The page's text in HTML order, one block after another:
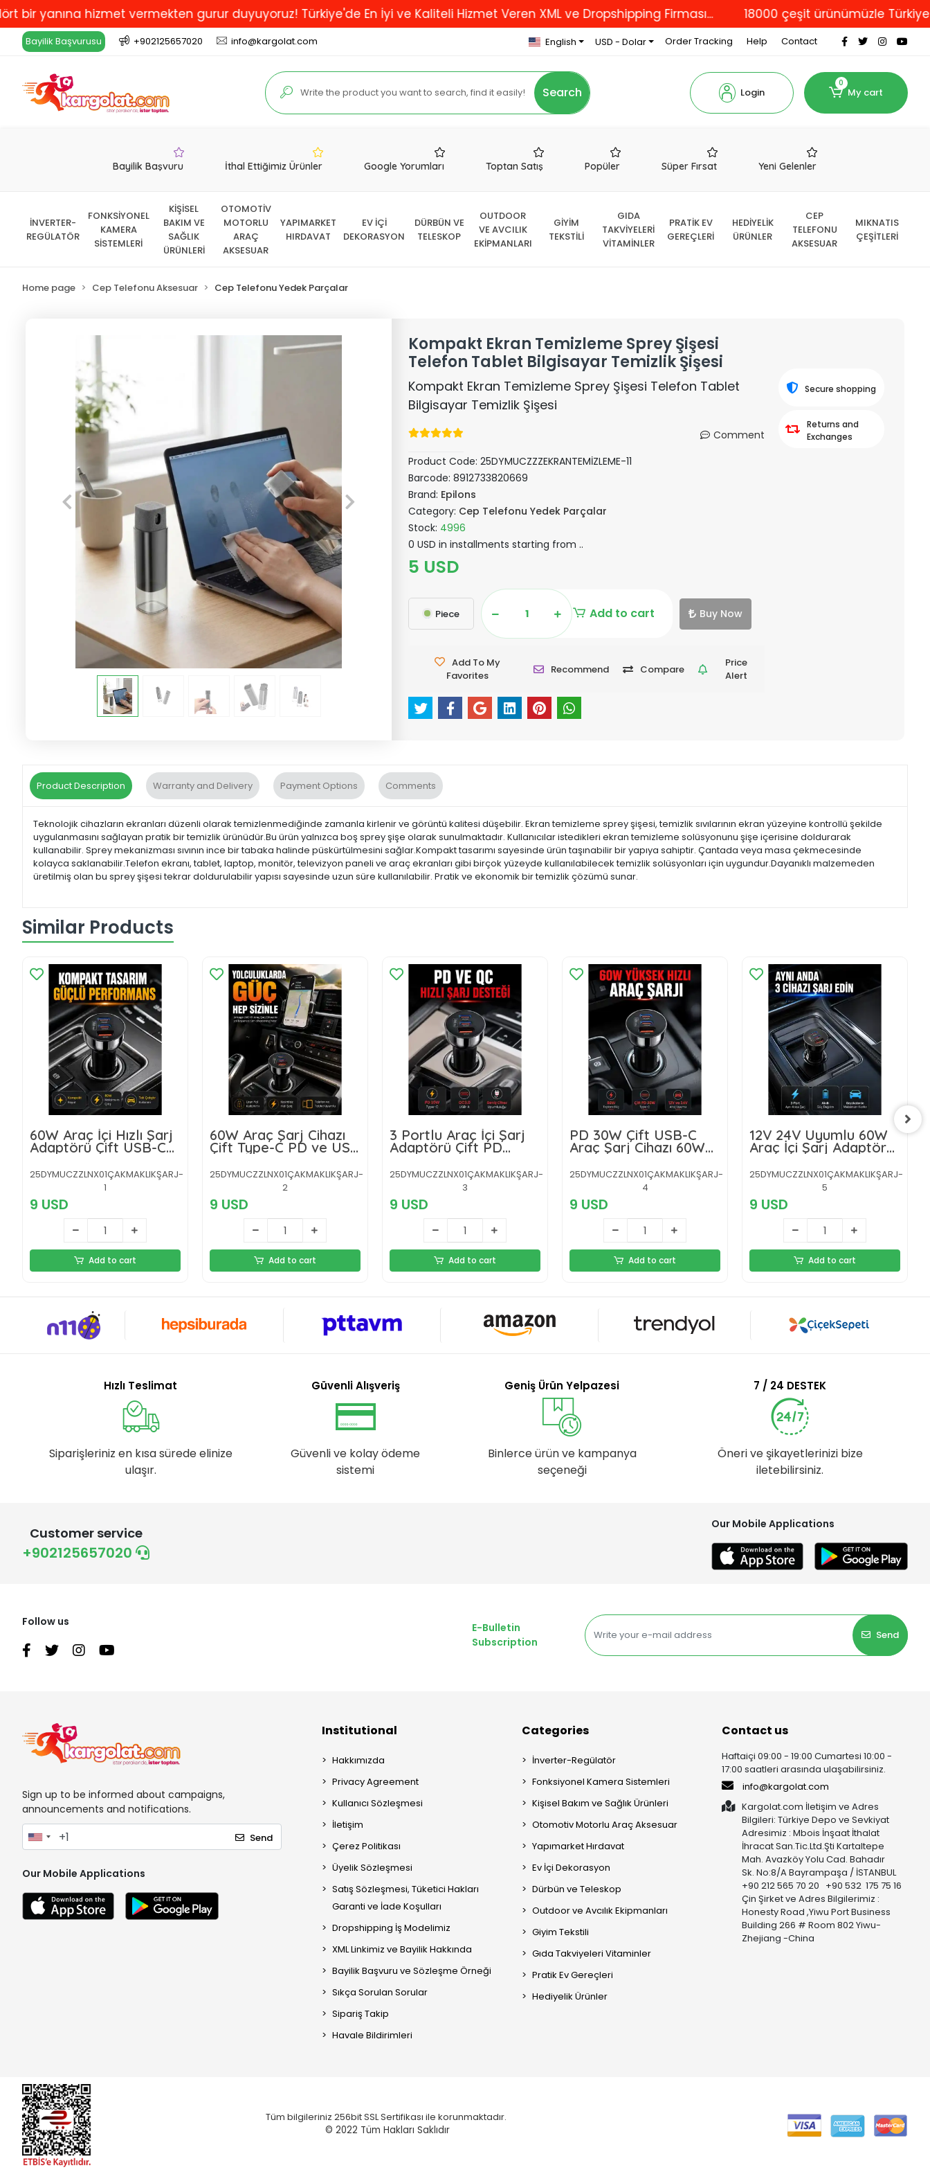
hizmet vermekten gurur duyuyoruz! Türkiye'de En İyi ve Kaliteli Hizmet Veren XML ve Dropshipping Firması... 18000 çeşit ürünümüzle Türkiye'nin
Bayilik Başvurusu +902125657020 info@kargolat.com English USD - Dolar Order Tracking Help Contact
Search Login
0
My cart
Bayilik Başvuru İthal Ettiğimiz Ürünler Google Yorumları Toptan Satış Popüler Süper Fırsat Yeni Gelenler
İNVERTER-
REGÜLATÖR
FONKSİYONEL
KAMERA
SİSTEMLERİ
KİŞİSEL
BAKIM VE
SAĞLIK
ÜRÜNLERİ
OTOMOTİV
MOTORLU
ARAÇ
AKSESUAR
YAPIMARKET
HIRDAVAT
EV İÇİ
DEKORASYON
DÜRBÜN VE
TELESKOP
OUTDOOR
VE AVCILIK
EKİPMANLARI
GİYİM
TEKSTİLİ
GIDA
TAKVİYELERİ
VİTAMİNLER
PRATİK EV
GEREÇLERİ
HEDİYELİK
ÜRÜNLER
CEP
TELEFONU
AKSESUAR
MIKNATIS
ÇEŞİTLERİ
Home page Cep Telefonu Aksesuar Cep Telefonu Yedek Parçalar
Kompakt Ekran Temizleme Sprey Şişesi
Telefon Tablet Bilgisayar Temizlik Şişesi
Kompakt Ekran Temizleme Sprey Şişesi Telefon Tablet
Bilgisayar Temizlik Şişesi
Comment
Product Code:25DYMUCZZZEKRANTEMİZLEME-11
Barcode:8912733820669
Brand: Epilons
Category: Cep Telefonu Yedek Parçalar
Stock: 4996
0 USD in installments starting from ..
5 USD
Piece Add to cart Buy Now
Add To My
Favorites
Recommend Compare
Price
Alert
Secure shopping
Returns and
Exchanges
Product Description Warranty and Delivery Payment Options Comments
Teknolojik cihazların ekranları düzenli olarak temizlenmediğinde zamanla kirlenir ve görüntü kalitesi düşebilir. Ekran temizleme sprey şişesi, temizlik sıvılarının ekran yüzeyine kontrollü şekilde
uygulanmasını sağlayan pratik bir temizlik ürünüdür.Bu ürün yalnızca boş sprey şişe olarak sunulmaktadır. Kullanıcılar istedikleri ekran temizleme solüsyonunu şişe içerisine doldurarak
kullanabilir. Sprey mekanizması sıvının ince bir tabaka halinde püskürtülmesini sağlar.Kompakt tasarımı sayesinde ürün taşınabilir bir yapıya sahiptir. Çantada veya masa çekmecesinde
kolayca saklanabilir.Telefon ekranı, tablet, laptop, monitör, televizyon paneli ve araç ekranları gibi birçok yüzeyde kullanılabilecek temizlik solüsyonları için uygundur.Dayanıklı malzemeden
üretilmiş olan bu sprey şişesi tekrar doldurulabilir yapısı sayesinde uzun süre kullanılabilir. Pratik ve ekonomik bir temizlik çözümü sunar.
Similar Products
60W Araç İçi Hızlı Şarj
Adaptörü Çift USB-C
PD ve USB-A QC3.0
25DYMUCZZLNX01ÇAKMAKLIKŞARJ-
1
9 USD
Add to cart
60W Araç Şarj Cihazı
Çift Type-C PD ve USB
QC3.0 Hızlı Şarj
Adaptörü
25DYMUCZZLNX01ÇAKMAKLIKŞARJ-
2
9 USD
Add to cart
3 Portlu Araç İçi Şarj
Adaptörü Çift PD
Type-C ve QC3.0 USB
Çıkışlı
25DYMUCZZLNX01ÇAKMAKLIKŞARJ-
3
9 USD
Add to cart
PD 30W Çift USB-C
Araç Şarj Cihazı 60W
Hızlı Şarj Adaptörü
25DYMUCZZLNX01ÇAKMAKLIKŞARJ-
4
9 USD
Add to cart
12V 24V Uyumlu 60W
Araç İçi Şarj Adaptörü
Çoklu Hızlı Şarj Cihazı
25DYMUCZZLNX01ÇAKMAKLIKŞARJ-
5
9 USD
Add to cart
Hızlı Teslimat
Siparişleriniz en kısa sürede elinize
ulaşır.
Güvenli Alışveriş
Güvenli ve kolay ödeme
sistemi
Geniş Ürün Yelpazesi
Binlerce ürün ve kampanya
seçeneği
7 / 24 DESTEK
Öneri ve şikayetlerinizi bize
iletebilirsiniz.
Customer service
+902125657020
Our Mobile Applications
Follow us
E-Bulletin
Subscription
Send
Sign up to be informed about campaigns,
announcements and notifications.
Send
Our Mobile Applications
Institutional
Hakkımızda
Privacy Agreement
Kullanıcı Sözleşmesi
İletişim
Çerez Politikası
Üyelik Sözleşmesi
Satış Sözleşmesi, Tüketici Hakları
Garanti ve İade Koşulları
Dropshipping İş Modelimiz
XML Linkimiz ve Bayilik Hakkında
Bayilik Başvuru ve Sözleşme Örneği
Sıkça Sorulan Sorular
Sipariş Takip
Havale Bildirimleri
Categories
İnverter-Regülatör
Fonksiyonel Kamera Sistemleri
Kişisel Bakım ve Sağlık Ürünleri
Otomotiv Motorlu Araç Aksesuar
Yapımarket Hırdavat
Ev İçi Dekorasyon
Dürbün ve Teleskop
Outdoor ve Avcılık Ekipmanları
Giyim Tekstili
Gıda Takviyeleri Vitaminler
Pratik Ev Gereçleri
Hediyelik Ürünler
Contact us
Haftaiçi 09:00 - 19:00 Cumartesi 10:00 -
17:00 saatleri arasında ulaşabilirsiniz.
info@kargolat.com
Kargolat.com İletişim ve Adres
Bilgileri: Türkiye Depo ve Sevkiyat
Adresimiz : Mbois İnşaat İthalat
İhracat San.Tic.Ltd.Şti Kartaltepe
Mah. Avazköy Yolu Cad. Bahadır
Sk. No:8/A Bayrampaşa / İSTANBUL
+90 212 565 70 20 +90 532 175 75 16
Çin Şirket ve Adres Bilgilerimiz :
Honesty Road ,Yiwu Port Business
Building 266 # Room 802 Yiwu-
Zhejiang -China
Tüm bilgileriniz 256bit SSL Sertifikası ile korunmaktadır.
© 2022 Tüm Hakları Saklıdır